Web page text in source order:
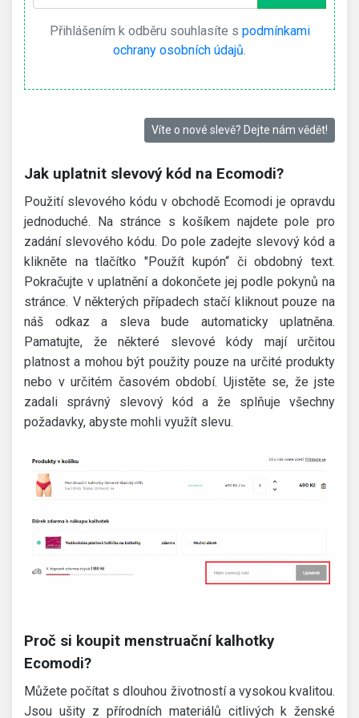
Přihlášením k odběru souhlasíte s podmínkami
ochrany osobních údajů.
Víte o nové slevě? Dejte nám vědět!
Jak uplatnit slevový kód na Ecomodi?
Použití slevového kódu v obchodě Ecomodi je opravdu
jednoduché. Na stránce s košíkem najdete pole pro
zadání slevového kódu. Do pole zadejte slevový kód a
klikněte na tlačítko "Použít kupón“ či obdobný text.
Pokračujte v uplatnění a dokončete jej podle pokynů na
stránce. V některých případech stačí kliknout pouze na
náš odkaz a sleva bude automaticky uplatněna.
Pamatujte, že některé slevové kódy mají určitou
platnost a mohou být použity pouze na určité produkty
nebo v určitém časovém období. Ujistěte se, že jste
zadali správný slevový kód a že splňuje všechny
požadavky, abyste mohli využít slevu.
Proč si koupit menstruační kalhotky
Ecomodi?
Můžete počítat s dlouhou životností a vysokou kvalitou.
Jsou ušity z přírodních materiálů citlivých k ženské